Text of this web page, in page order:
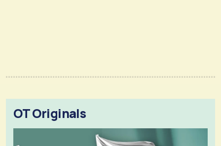
OT Originals